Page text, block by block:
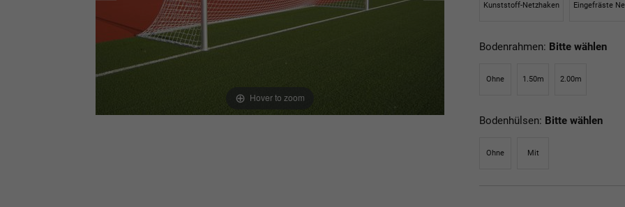
Hover to zoom
Kunststoff-Netzhaken Eingefräste
Bodenrahmen: Bitte wählen
Ohne 1.50m 2.00m
Bodenhülsen: Bitte wählen
Ohne Mit